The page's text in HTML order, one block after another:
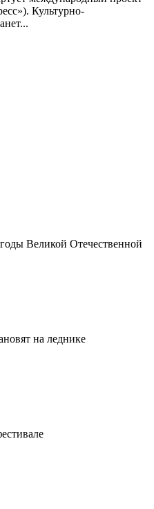
Культурно-
Великой Отечественной
на леднике